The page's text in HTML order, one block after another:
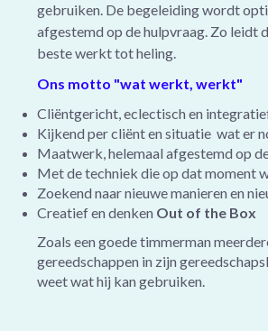
gebruiken. De begeleiding wordt
afgestemd op de hulpvraag. Zo leidt
beste werkt tot heling.
Ons motto "wat werkt, werkt"
Cliëntgericht, eclectisch en
Kijkend per cliënt en situatie wat er
Maatwerk, helemaal afgestemd op
Met detechniek die op dat moment
Zoekend naar nieuwe manieren en
Creatief en denken Out of the Box
Zoals een goede timmerman
gereedschappen in zijn
weet wat hij kan gebruiken.